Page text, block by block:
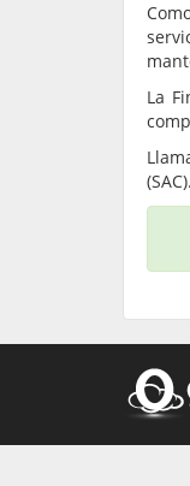
La
(SAC).